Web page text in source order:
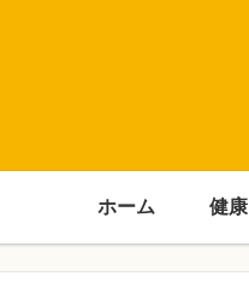
ホーム 健康